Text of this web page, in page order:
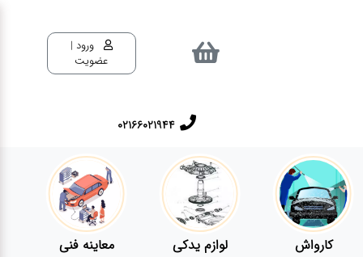
ورود |
عضویت
02166021944
کارواش لوازم یدکی معاینه فنی